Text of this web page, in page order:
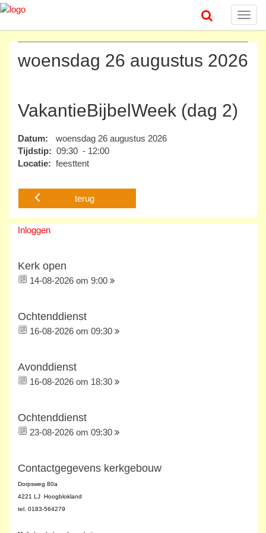
woensdag 26 augustus 2026
VakantieBijbelWeek (dag 2)
Datum:
woensdag 26 augustus 2026
Tijdstip: 09:30 - 12:00
Locatie: feesttent
terug
Inloggen
Kerk open
14-08-2026 om 9:00
Ochtenddienst
16-08-2026 om 09:30
Avonddienst
16-08-2026 om 18:30
Ochtenddienst
23-08-2026 om 09:30
Contactgegevens kerkgebouw
Dorpsweg 80a
4221 LJ Hoogblokland
tel. 0183-564279